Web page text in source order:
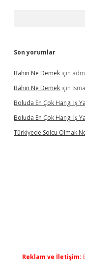
Son yorumlar
Bahın Ne Demek için
Bahın Ne Demek için
Boluda En Çok Hangi Iş
Boluda En Çok Hangi Iş
Türkiyede Solcu Olmak
Reklam ve İletişim: